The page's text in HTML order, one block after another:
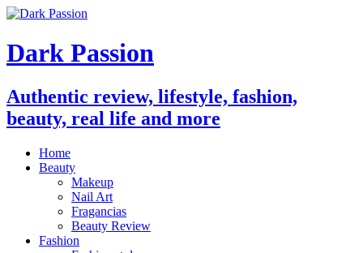
Dark Passion
Authentic review, lifestyle, fashion,
beauty, real life and more
Home
Beauty
Makeup
Nail Art
Fragancias
Beauty Review
Fashion